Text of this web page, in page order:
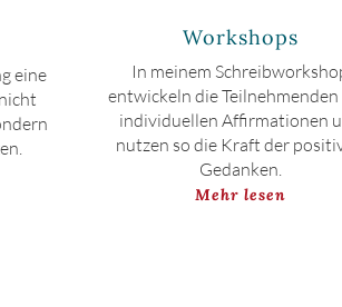
eine
Workshops
In meinem
entwickeln die
indi­viduellen Affir­mationen
nutzen so die Kraft der
Gedanken.
Mehr lesen